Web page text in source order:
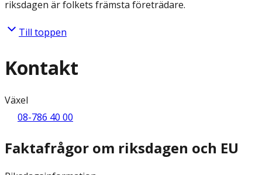
riksdagen är folkets främsta företrädare.
Till toppen
Kontakt
Växel
08-786 40 00
Faktafrågor om riksdagen och EU